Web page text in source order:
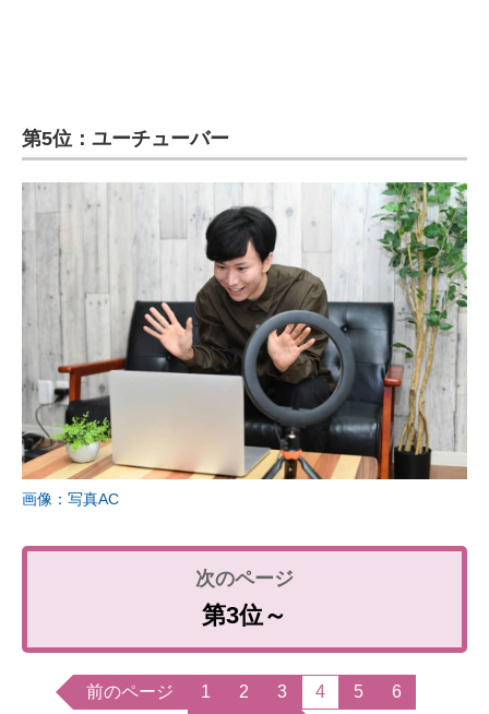
第5位：ユーチューバー
画像：写真AC
第3位～
前のページ 1 2 3 4 5 6